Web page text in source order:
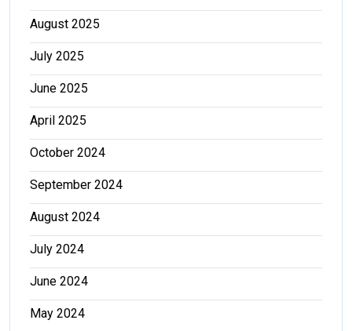
August 2025
July 2025
June 2025
April 2025
October 2024
September 2024
August 2024
July 2024
June 2024
May 2024